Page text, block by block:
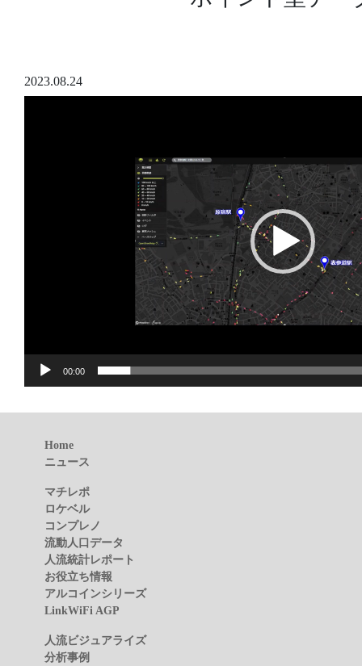
2023.08.24
00:00
Home
ニュース
マチレポ
ロケベル
コンプレノ
流動人口データ
人流統計レポート
お役立ち情報
アルコインシリーズ
LinkWiFi AGP
人流ビジュアライズ
分析事例